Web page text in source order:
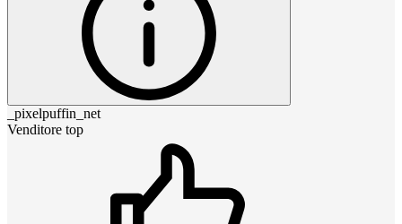
_pixelpuffin_net
Venditore top